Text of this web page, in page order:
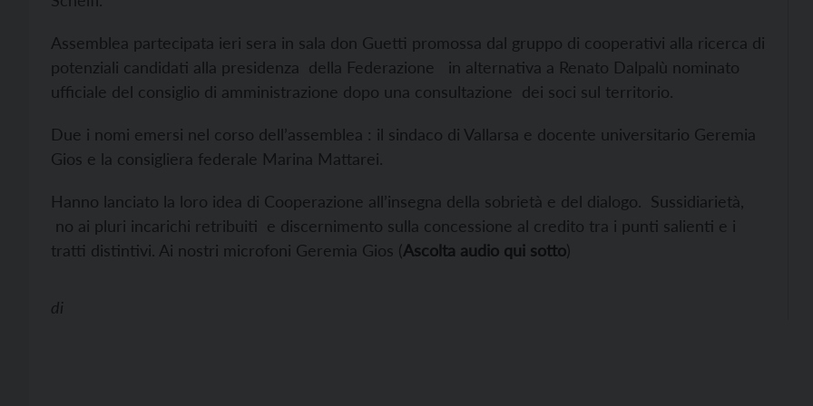
Assemblea partecipata ieri sera in sala don Guetti promossa dal gruppo di cooperativi alla ricerca di
potenziali candidati alla presidenza della Federazione in alternativa a Renato Dalpalù nominato
ufficiale del consiglio di amministrazione dopo una consultazione dei soci sul territorio.
Due i nomi emersi nel corso dell’assemblea : il sindaco di Vallarsa e docente universitario Geremia
Gios e la consigliera federale Marina Mattarei.
Hanno lanciato la loro idea di Cooperazione all’insegna della sobrietà e del dialogo. Sussidiarietà,
no ai pluri incarichi retribuiti e discernimento sulla concessione al credito tra i punti salienti e i
tratti distintivi. Ai nostri microfoni Geremia Gios (Ascolta audio qui sotto)
di